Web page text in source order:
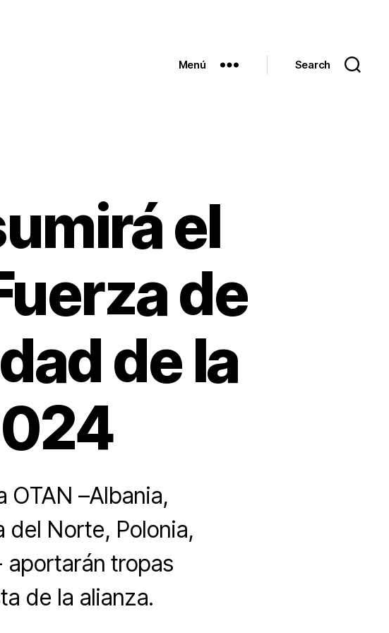
Menú Search
el
de
de la
OTAN –Albania,
del Norte, Polonia,
aportarán tropas
de la alianza.